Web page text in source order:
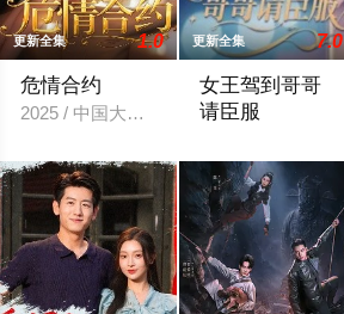
更新全集 1.0
危情合约
2025 / 中国大陆 / 女频恋爱
更新全集 7.0
女王驾到哥哥
请臣服